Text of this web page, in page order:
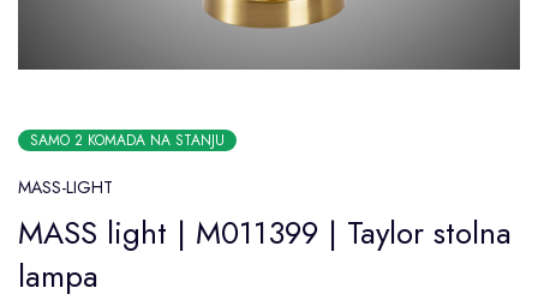
SAMO 2 KOMADA NA STANJU
MASS-LIGHT
MASS light | M011399 | Taylor stolna
lampa